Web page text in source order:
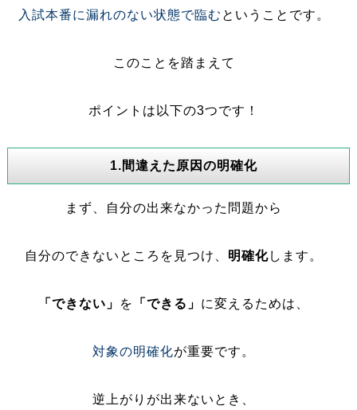
入試本番に漏れのない状態で臨む ということです 。
このことを踏まえて
ポイントは以下の3つです！
1.間違えた原因の明確化
まず、自分の出来なかった問題から
自分のできないところを見つけ、 明確化します。
「できない」 を 「できる」 に変えるためは、
対象の明確化が重要です。
逆上がりが出来ないとき、